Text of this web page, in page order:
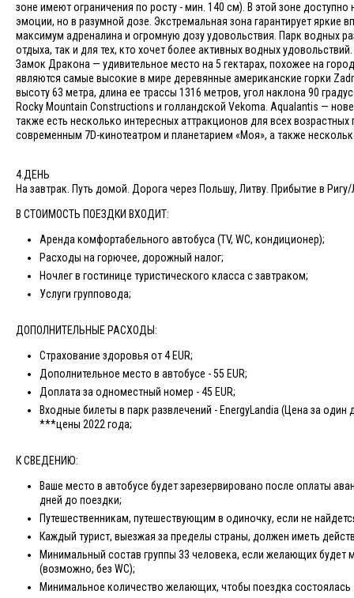
зоне имеют ограничения по росту - мин. 140 см). В этой зоне
эмоции, но в разумной дозе. Экстремальная зона гарантирует
максимум адреналина и огромную дозу удовольствия. Парк водных
отдыха, так и для тех, кто хочет более активных водных
Замок Дракона — удивительное место на 5 гектарах, похожее на
являются самые высокие в мире деревянные американские горки
высоту 63 метра, длина ее трассы 1316 метров, угол наклона 90
Rocky Mountain Constructions и голландской Vekoma. Aqualantis —
также есть несколько интересных аттракционов для всех
современным 7D-кинотеатром и планетарием «Моя», а также
4.ДЕНЬ
На завтрак. Путь домой. Дорога через Польшу, Литву. Прибытие в
В СТОИМОСТЬ ПОЕЗДКИ ВХОДИТ:
Аренда комфортабельного автобуса (TV, WC, кондиционер);
Расходы на горючее, дорожный налог;
Ночлег в гостинице туристического класса с завтраком;
Услуги групповода;
ДОПОЛНИТЕЛЬНЫЕ РАСХОДЫ:
Страхование здоровья от 4 EUR;
Дополнительное место в автобусе - 55 EUR;
Доплата за одноместный номер - 45 EUR;
Входные билеты в парк развлечений - EnergyLandia (Цена за
***цены 2022 года;
К СВЕДЕНИЮ:
Ваше место в автобусе будет зарезервировано после оплаты
дней до поездки;
Путешественникам, путешествующим в одиночку, если не
Каждый турист, выезжая за пределы страны, должен иметь
Минимальный состав группы 33 человека, если желающих
(возможно, без WC);
Минимальное количество желающих, чтобы поездка состоялась